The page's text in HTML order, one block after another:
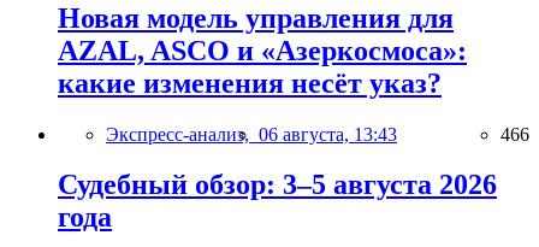
Новая модель управления для
AZAL, ASCO и «Азеркосмоса»:
какие изменения несёт указ?
Экспресс-анализ, 06 августа, 13:43 466
Судебный обзор: 3–5 августа 2026
года